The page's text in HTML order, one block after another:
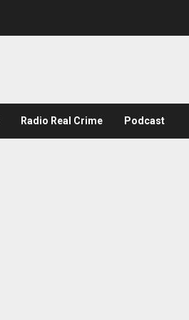
Radio Real Crime Podcast